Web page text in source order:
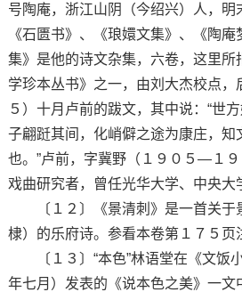
号陶庵，浙江山阴（今绍兴）人，明
《石匮书》、《琅嬛文集》、《陶
集》是他的诗文杂集，六卷，这里所
学珍本丛书》之一，由刘大杰校点，
５）十月卢前的跋文，其中说：“世
子翩跹其间，化峭僻之途为康庄，知
也。”卢前，字冀野（１９０５—１９
戏曲研究者，曾任光华大学、中央大
〔１２〕《景清刺》是一首关于
棣）的乐府诗。参看本卷第１７５页
〔１３〕“本色”林语堂在《文饭
年七月）发表的《说本色之美》一文